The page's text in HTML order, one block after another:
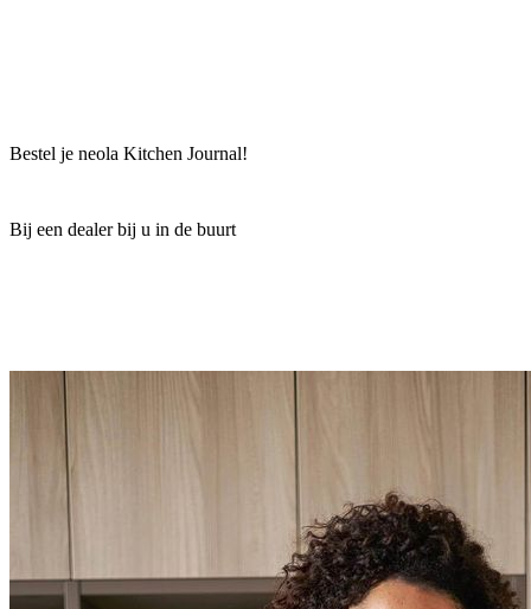
Bestel je neola Kitchen Journal!
Bij een dealer bij u in de buurt